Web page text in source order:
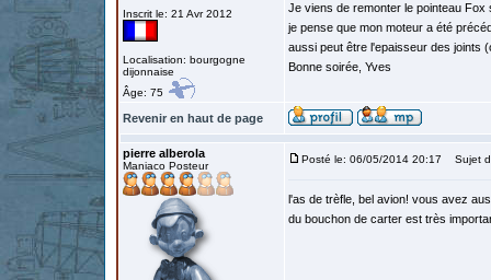
Inscrit le: 21 Avr 2012
Localisation: bourgogne
dijonnaise
Âge: 75
Je viens de remonter le pointeau Fox
je pense que mon moteur a été
aussi peut être l'epaisseur des joints
Bonne soirée, Yves
Revenir en haut de page
pierre alberola
Maniaco Posteur
Posté le: 06/05/2014 20:17 Sujet
l'as de trèfle, bel avion! vous avez
du bouchon de carter est très